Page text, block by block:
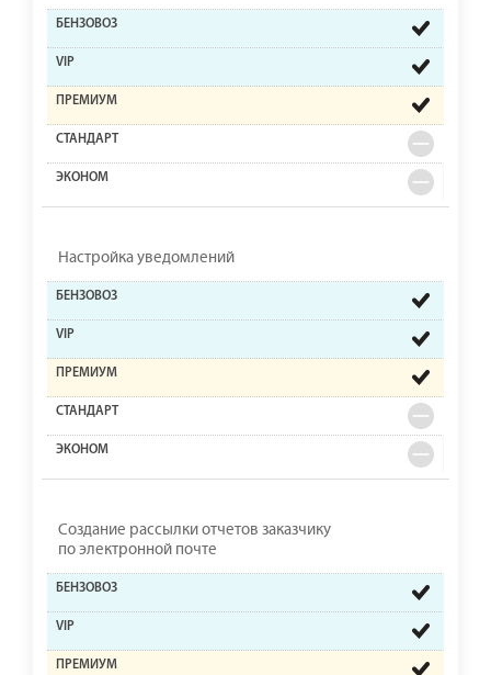
Настройка уведомлений
Создание рассылки отчетов заказчику
по электронной почте